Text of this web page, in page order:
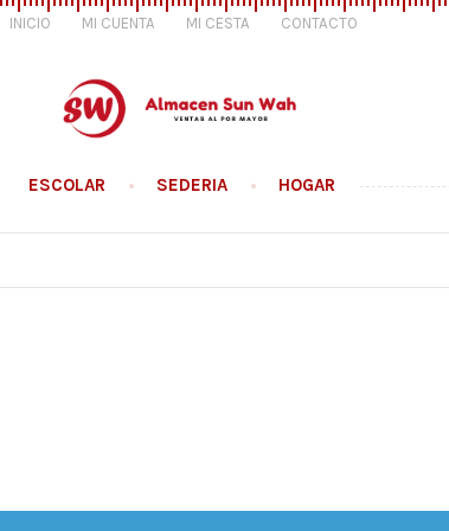
INICIO MI CUENTA MI CESTA CONTACTO
ESCOLAR SEDERIA HOGAR